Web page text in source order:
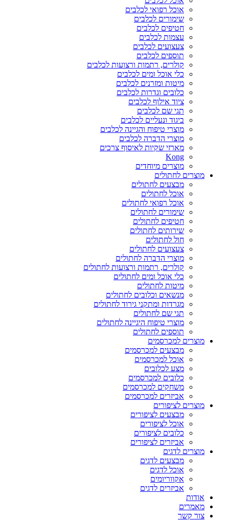
אוכל רפואי לכלבים
שימורים לכלבים
חטיפים לכלבים
עצמות לכלבים
צעצועים לכלבים
תוספים לכלבים
קולרים, רתמות ורצועות לכלבים
כלי אוכל ומים לכלבים
מיטות ומזרנים לכלבים
כלובים וגדרות לכלבים
ציוד אילוף לכלבים
תגי שם לכלבים
ביגוד ונעליים לכלבים
מוצרי טיפוח והגיינה לכלבים
מוצרי הדברה לכלבים
מארזי שקיות לאיסוף צרכים
Kong
מוצרים מיוחדים
מוצרים לחתולים
מבצעים לחתולים
אוכל לחתולים
אוכל רפואי לחתולים
שימורים לחתולים
חטיפים לחתולים
שירותים לחתולים
חול לחתולים
צעצועים לחתולים
מוצרי הדברה לחתולים
קולרים, רתמות ורצועות לחתולים
כלי אוכל ומים לחתולים
מיטות לחתולים
מנשאים וכלובים לחתולים
מגרדות ומתקני גירוד לחתולים
תגי שם לחתולים
מוצרי טיפוח היגיינה לחתולים
תוספים לחתולים
מוצרים למכרסמים
מבצעים למכרסמים
אוכל למכרסמים
מצע לכלובים
כלובים למכרסמים
משחקים למכרסמים
אביזרים למכרסמים
מוצרים לציפורים
מבצעים לציפורים
אוכל לציפורים
כלובים לציפורים
אביזרים לציפורים
מוצרים לדגים
מבצעים לדגים
אוכל לדגים
אקווריומים
אביזרים לדגים
אודות
מאמרים
צור קשר